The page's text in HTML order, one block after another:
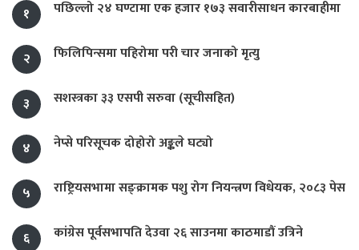
१ पछिल्लो २४ घण्टामा एक हजार १७३ सवारीसाधन कारबाहीमा
२ फिलिपिन्समा पहिरोमा परी चार जनाको मृत्यु
३ सशस्त्रका ३३ एसपी सरुवा (सूचीसहित)
४ नेप्से परिसूचक दोहोरो अङ्कले घट्यो
५ राष्ट्रियसभामा सङ्क्रामक पशु रोग नियन्त्रण विधेयक, २०८३ पेस
६ कांग्रेस पूर्वसभापति देउवा २६ साउनमा काठमाडौं उत्रिने